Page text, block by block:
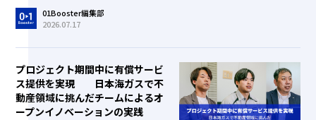
01Booster編集部
2026.07.17
プロジェクト期間中に有償サービ
ス提供を実現 日本海ガスで不
動産領域に挑んだチームによるオ
ープンイノベーションの実践